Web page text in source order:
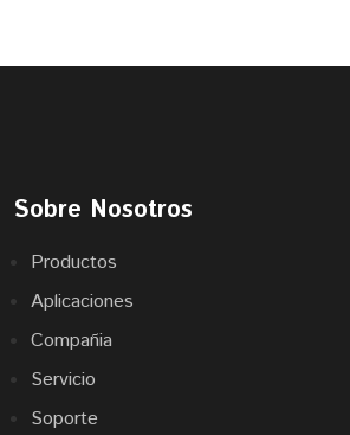
Sobre Nosotros
Productos
Aplicaciones
Compañia
Servicio
Soporte